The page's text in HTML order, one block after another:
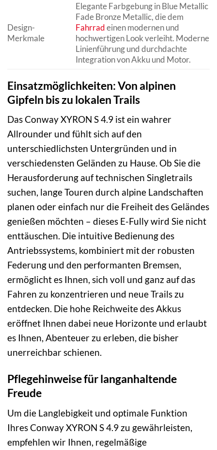
Design-
Merkmale
Elegante Farbgebung in Blue Metallic
Fade Bronze Metallic, die dem
Fahrradeinen modernen und
hochwertigen Look verleiht. Moderne
Linienführung und durchdachte
Integration von Akku und Motor.
Einsatzmöglichkeiten: Von alpinen
Gipfeln bis zu lokalen Trails
Das Conway XYRON S 4.9 ist ein wahrer
Allrounder und fühlt sich auf den
unterschiedlichsten Untergründen und in
verschiedensten Geländen zu Hause. Ob Sie die
Herausforderung auf technischen Singletrails
suchen, lange Touren durch alpine Landschaften
planen oder einfach nur die Freiheit des Geländes
genießen möchten – dieses E-Fully wird Sie nicht
enttäuschen. Die intuitive Bedienung des
Antriebssystems, kombiniert mit der robusten
Federung und den performanten Bremsen,
ermöglicht es Ihnen, sich voll und ganz auf das
Fahren zu konzentrieren und neue Trails zu
entdecken. Die hohe Reichweite des Akkus
eröffnet Ihnen dabei neue Horizonte und erlaubt
es Ihnen, Abenteuer zu erleben, die bisher
unerreichbar schienen.
Pflegehinweise für langanhaltende
Freude
Um die Langlebigkeit und optimale Funktion
Ihres Conway XYRON S 4.9 zu gewährleisten,
empfehlen wir Ihnen, regelmäßige